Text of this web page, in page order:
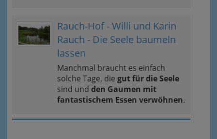
Rauch-Hof - Willi und Karin
Rauch - Die Seele baumeln
lassen
Manchmal braucht es einfach
solche Tage, die gut für die Seele
sind und den Gaumen mit
fantastischem Essen verwöhnen.